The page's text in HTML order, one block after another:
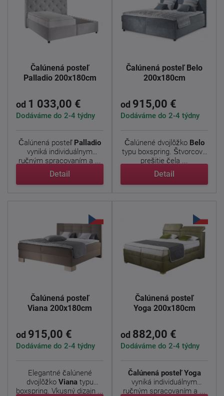
Čalúnená posteľ
Palladio 200x180cm
od 1 033,00 €
Dodáváme do 2-4 týdny
Čalúnená posteľ Palladio
vyniká individuálnym
ručným spracovaním a ...
Detail
Čalúnená posteľ Belo
200x180cm
od 915,00 €
Dodáváme do 2-4 týdny
Čalúnené dvojlôžko Belo
typu boxspring. Štvorcové
prešitie čela ...
Detail
Čalúnená posteľ
Viana 200x180cm
od 915,00 €
Dodáváme do 2-4 týdny
Elegantné čalúnené
dvojlôžko Vianatypu
boxspring. Vkusný dizajn ...
Čalúnená posteľ
Yoga 200x180cm
od 882,00 €
Dodáváme do 2-4 týdny
Čalúnená posteľ Yoga
vyniká individuálnym
ručným spracovaním a ...